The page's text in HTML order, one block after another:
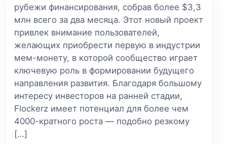
рубежи финансирования, собрав более $3,3
млн всего за два месяца. Этот новый проект
привлек внимание пользователей,
желающих приобрести первую в индустрии
мем-монету, в которой сообщество играет
ключевую роль в формировании будущего
направления развития. Благодаря большому
интересу инвесторов на ранней стадии,
Flockerz имеет потенциал для более чем
4000-кратного роста — подобно резкому
[…]